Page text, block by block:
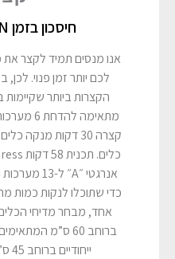
חיסכון בזמן RAPID CLEAN
אנו מנסים תמיד לקצר
לכם יותר זמן פנוי.
מתאימה
כדי שתוכלו לנקות כמות
אחד, מבחר מדיחי
ייחודיים ברוחב 45 ס”מ ל-0ו מערכות כלים.